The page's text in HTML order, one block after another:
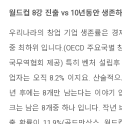
월드컵 8강 진출 vs 10년동안 생존하
우리나라의 창업 기업 생존률은 경
중 최하위 입니다.(OECD 주요국별
국무역협회 제공) 특히 벤처 설립
업자는 오직 8.2% 이지요. 산술적
년 후에는 8개만 남는다는 이야기
크는 남은 8개중 하나 입니다. 작년